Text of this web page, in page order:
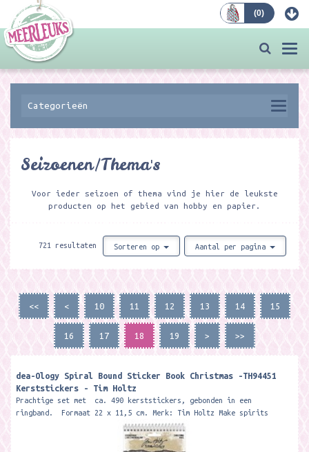
(0)
Categorieën
Seizoenen/Thema's
Voor ieder seizoen of thema vind je hier de leukste
producten op het gebied van hobby en papier.
721 resultaten Sorteren op Aantal per pagina
<< < 10 11 12 13 14 15
16 17 18 19 > >>
dea-Ology Spiral Bound Sticker Book Christmas -TH94451
Kerststickers - Tim Holtz
Prachtige set met ca. 490 kerststickers, gebonden in een
ringband. Formaat 22 x 11,5 cm. Merk: Tim Holtz Make spirits